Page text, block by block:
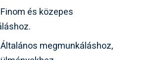
Finom és közepes
Általános megmunkáláshoz,